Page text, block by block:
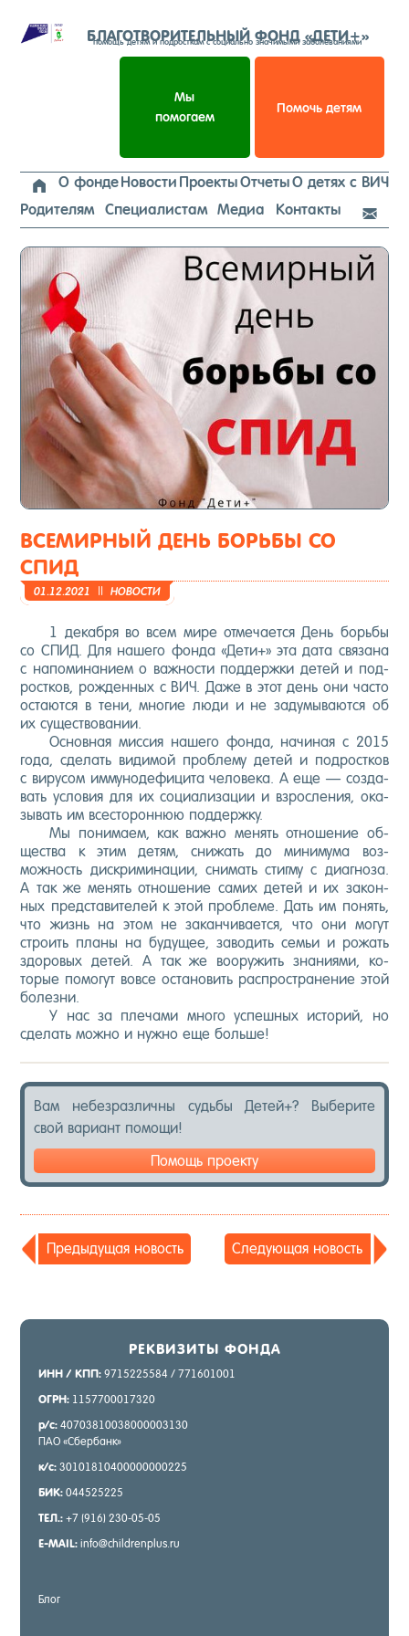
к
содержимому
БЛАГОТВОРИТЕЛЬНЫЙ ФОНД «ДЕТИ+»
помощь детям и подросткам с социально значимыми заболеваниями
Мы
помогаем
Помочь детям
 О фондеНовости ПроектыОтчетыО детях с ВИЧ
Родителям
Специалистам Медиа Контакты 
ВСЕМИРНЫЙ ДЕНЬ БОРЬБЫ СО
СПИД
01.12.2021 || НО­ВОС­ТИ
1 де­каб­ря во всем ми­ре от­ме­ча­ет­ся День борь­бы
со СПИД. Для на­шего фон­да «Де­ти+» эта да­та свя­зана
с на­поми­нани­ем о важ­ности под­дер­жки де­тей и под­
рос­тков, рож­денных с ВИЧ. Да­же в этот день они час­то
ос­та­ют­ся в те­ни, мно­гие лю­ди и не за­думы­ва­ют­ся об
их су­щес­тво­вании.
Ос­новная мис­сия на­шего фон­да, на­чиная с 2015
го­да, сде­лать ви­димой проб­ле­му де­тей и под­рос­тков
с ви­русом им­му­ноде­фици­та че­лове­ка. А еще — соз­да­
вать ус­ло­вия для их со­ци­али­зации и взрос­ле­ния, ока­
зывать им всес­то­рон­нюю под­дер­жку.
Мы по­нима­ем, как важ­но ме­нять от­но­шение об­
щес­тва к этим де­тям, сни­жать до ми­ниму­ма воз­
можность дис­кри­мина­ции, сни­мать стиг­му с ди­аг­но­за.
А так же ме­нять от­но­шение са­мих де­тей и их за­кон­
ных пред­ста­вите­лей к этой проб­ле­ме. Дать им по­нять,
что жизнь на этом не за­кан­чи­ва­ет­ся, что они мо­гут
стро­ить пла­ны на бу­дущее, за­водить семьи и ро­жать
здо­ровых де­тей. А так же во­ору­жить зна­ни­ями, ко­
торые по­могут вов­се ос­та­новить рас­простра­нение этой
бо­лез­ни.
У нас за пле­чами мно­го ус­пешных ис­то­рий, но
сде­лать мож­но и нуж­но еще боль­ше!
Вам не­без­различ­ны судь­бы Де­тей+? Вы­бери­те
свой ва­ри­ант по­мощи!
Помощь проекту
Пре­дыду­щая но­вость Сле­ду­ющая но­вость
РЕК­ВИ­ЗИТЫ ФОН­ДА
ИНН / КПП: 9715225584 / 771601001
ОГРН: 1157700017320
р/с: 40703810038000003130
ПАО «Сбер­банк»
к/с: 30101810400000000225
БИК: 044525225
ТЕЛ.: +7 (916) 230-05-05
E-MAIL: info@childrenplus.ru
Блог